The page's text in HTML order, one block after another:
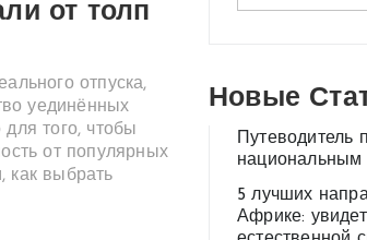
от толп
отпуска,
уединённых
того, чтобы
от популярных
как выбрать
й
Новые
5 лучших
Африке: